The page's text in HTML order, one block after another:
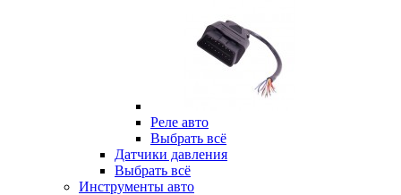
Реле авто
Выбрать всё
Датчики давления
Выбрать всё
Инструменты авто